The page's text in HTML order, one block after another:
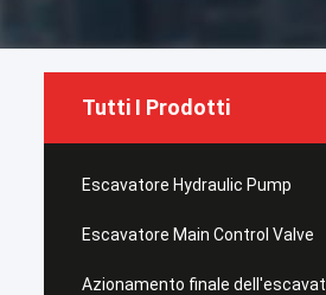
Tutti I Prodotti
Escavatore Hydraulic Pump
Escavatore Main Control Valve
Azionamento finale